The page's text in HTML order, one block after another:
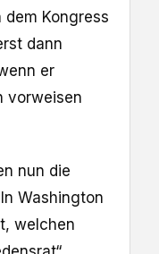
Kongress
dann
er
vorweisen
nun die
Washington
welchen